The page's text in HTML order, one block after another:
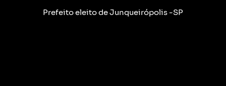
Prefeito eleito de Junqueirópolis -SP